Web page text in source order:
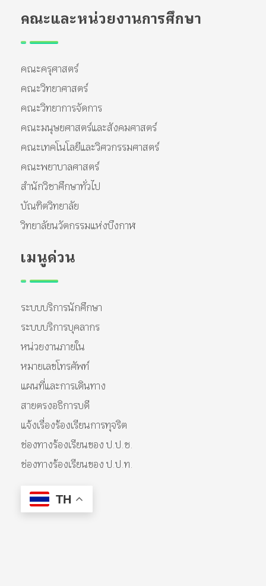
คณะและหน่วยงานการศึกษา
คณะครุศาสตร์
คณะวิทยาศาสตร์
คณะวิทยาการจัดการ
คณะมนุษยศาสตร์และสังคมศาสตร์
คณะเทคโนโลยีและวิศวกรรมศาสตร์
คณะพยาบาลศาสตร์
สำนักวิชาศึกษาทั่วไป
บัณฑิตวิทยาลัย
วิทยาลัยนวัตกรรมแห่งบึงกาฬ
เมนูด่วน
ระบบบริการนักศึกษา
ระบบบริการบุคลากร
หน่วยงานภายใน
หมายเลขโทรศัพท์
แผนที่และการเดินทาง
สายตรงอธิการบดี
แจ้งเรื่องร้องเรียนการทุจริต
ช่องทางร้องเรียนของ ป.ป.ช.
ช่องทางร้องเรียนของ ป.ป.ท.
TH